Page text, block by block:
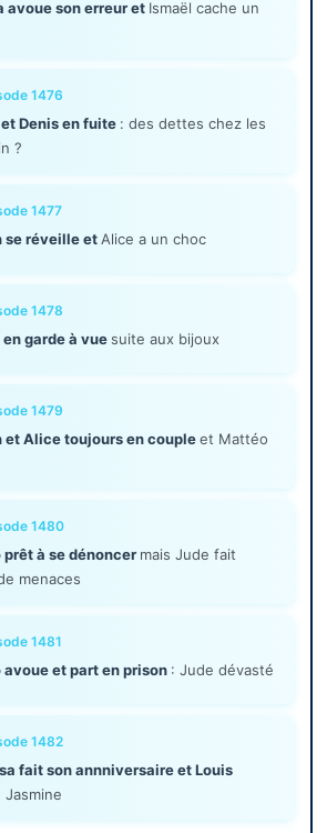
avoue son erreur et Ismaël cache un
1476
Denis en fuite : des dettes chez les
?
1477
se réveille et Alice a un choc
1478
en garde à vuesuite aux bijoux
1479
et Alice toujours en coupleet Mattéo
1480
à se dénoncer mais Jude fait
menaces
1481
avoue et part en prison : Jude dévasté
1482
fait son annniversaire et Louis